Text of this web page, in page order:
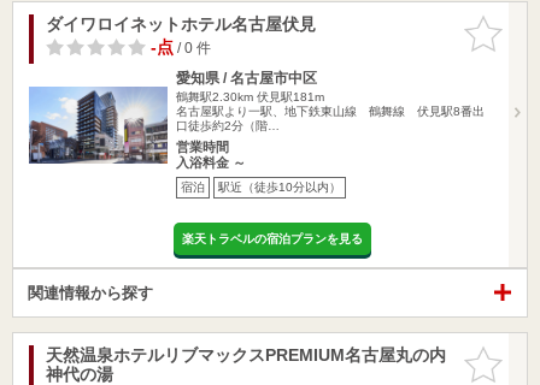
お気に入
りに追加
ダイワロイネットホテル名古屋伏見
-点/ 0 件
愛知県 / 名古屋市中区
鶴舞駅2.30km 伏見駅181m
名古屋駅より一駅、地下鉄東山線 鶴舞線 伏見駅8番出
口徒歩約2分（階…
営業時間
入浴料金 ～
宿泊 駅近（徒歩10分以内）
楽天トラベルの宿泊プランを見る
関連情報から探す
お気に入
りに追加
天然温泉ホテルリブマックスPREMIUM名古屋丸の内
神代の湯